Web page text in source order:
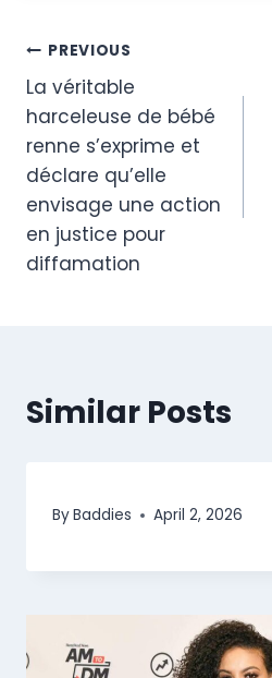
Post
navigation
PREVIOUS
La véritable
harceleuse de bébé
renne s’exprime et
déclare qu’elle
envisage une action
en justice pour
diffamation
Similar Posts
ByBaddies April 2, 2026